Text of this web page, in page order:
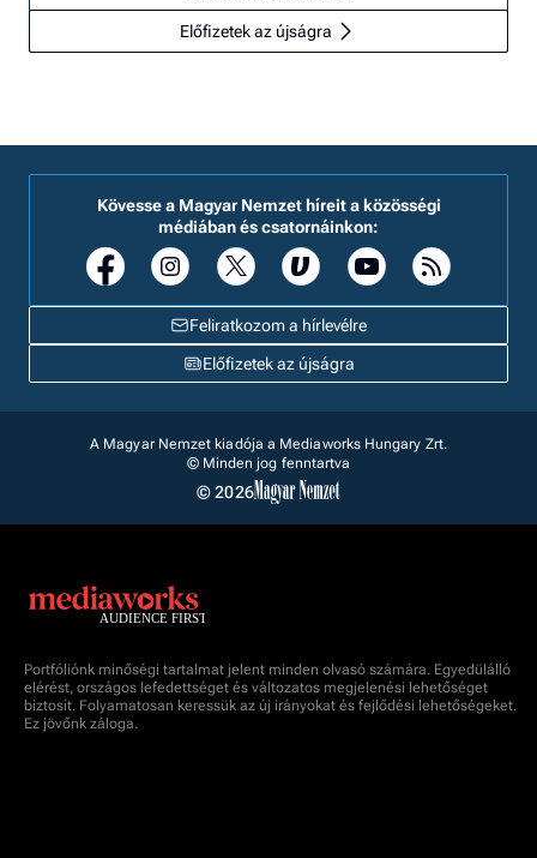
Előfizetek az újságra
Feliratkozom a hírlevélre
Kövesse a Magyar Nemzet híreit a közösségi
médiában és csatornáinkon:
Előfizetek az újságra
A Magyar Nemzet kiadója a Mediaworks Hungary Zrt.
© Minden jog fenntartva
© 2026
Portfóliónk minőségi tartalmat jelent minden olvasó számára. Egyedülálló
elérést, országos lefedettséget és változatos megjelenési lehetőséget
biztosít. Folyamatosan keressük az új irányokat és fejlődési lehetőségeket.
Ez jövőnk záloga.